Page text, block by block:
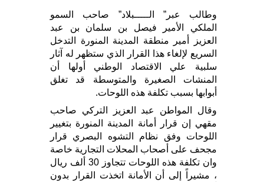
وطالب عبر” الـــــبلاد” صاحب السمو
الملكي الأمير فيصل بن سلمان بن عبد
العزيز أمير منطقة المدينة المنورة التدخل
السريع لإلغاء هذا القرار الذي ستظهر له آثار
سلبية علي الاقتصاد الوطني أولها أن
المنشات الصغيرة والمتوسطة قد تغلق
أبوابها بسبب تكلفة هذه اللوحات.
وقال المواطن عبد العزيز التركي صاحب
مقهي إن قرار أمانة المدينة المنورة بتغيير
اللوحات وفق نظام التشوه البصري قرار
مجحف على أصحاب المحلات التجارية خاصة
وان تكلفة هذه اللوحات تتجاوز 30 ألف ريال
، مشيراً إلى أن الأمانة اتخذت القرار بدون